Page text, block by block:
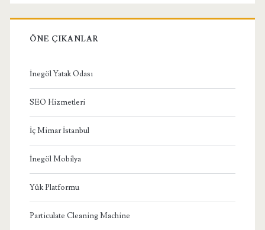
ÖNE ÇIKANLAR
İnegöl Yatak Odası
SEO Hizmetleri
İç Mimar İstanbul
İnegöl Mobilya
Yük Platformu
Particulate Cleaning Machine